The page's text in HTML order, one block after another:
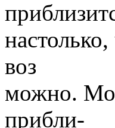
воз
можно.
прибли-